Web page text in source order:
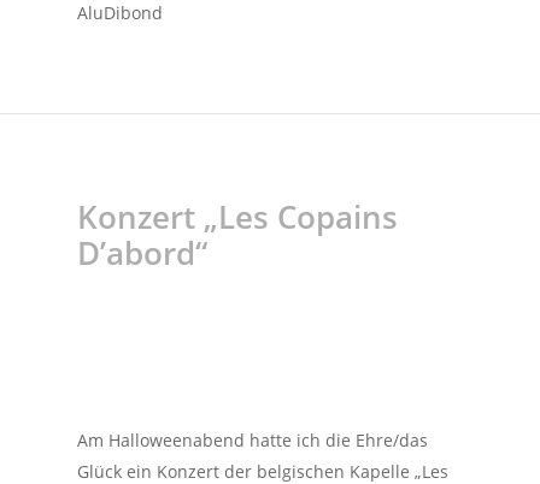
AluDibond
Konzert „Les Copains
D’abord“
Am Halloweenabend hatte ich die Ehre/das
Glück ein Konzert der belgischen Kapelle „Les